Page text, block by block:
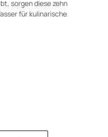
sorgen diese zehn
für kulinarische